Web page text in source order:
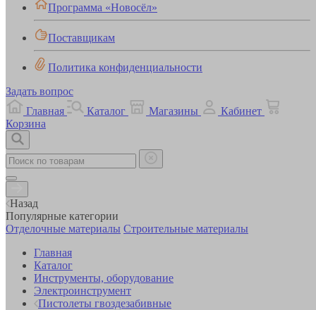
Программа «Новосёл»
Поставщикам
Политика конфиденциальности
Задать вопрос
Главная
Каталог Магазины
Кабинет
Корзина
Назад
Популярные категории
Отделочные материалы Строительные материалы
Главная
Каталог
Инструменты, оборудование
Электроинструмент
Пистолеты гвоздезабивные